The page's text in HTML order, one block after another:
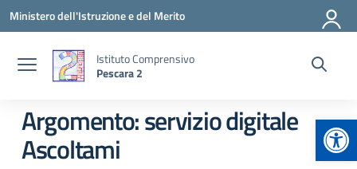
Vai ai contenuti
Vai al menu di navigazione
Vai al footer
Ministero dell'Istruzione e del Merito
Istituto Comprensivo
Pescara 2
Argomento: servizio digitale
Ascoltami